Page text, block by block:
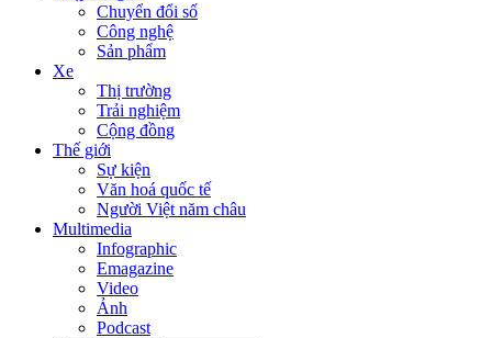
Chuyển đổi số
Công nghệ
Sản phẩm
Xe
Thị trường
Trải nghiệm
Cộng đồng
Thế giới
Sự kiện
Văn hoá quốc tế
Người Việt năm châu
Multimedia
Infographic
Emagazine
Video
Ảnh
Podcast